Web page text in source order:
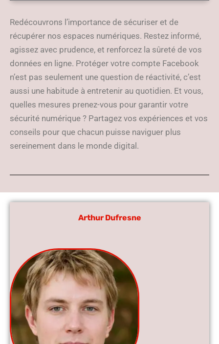
Redécouvrons l’importance de sécuriser et de
récupérer nos espaces numériques. Restez informé,
agissez avec prudence, et renforcez la sûreté de vos
données en ligne. Protéger votre compte Facebook
n’est pas seulement une question de réactivité, c’est
aussi une habitude à entretenir au quotidien. Et vous,
quelles mesures prenez-vous pour garantir votre
sécurité numérique ? Partagez vos expériences et vos
conseils pour que chacun puisse naviguer plus
sereinement dans le monde digital.
Arthur Dufresne